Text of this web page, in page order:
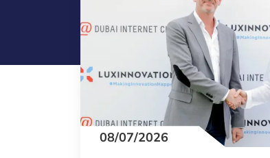
08/07/2026